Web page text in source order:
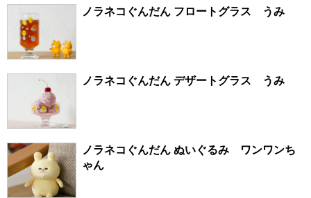
ノラネコぐんだん フロートグラス うみ
ノラネコぐんだん デザートグラス うみ
ノラネコぐんだん ぬいぐるみ ワンワンち
ゃん